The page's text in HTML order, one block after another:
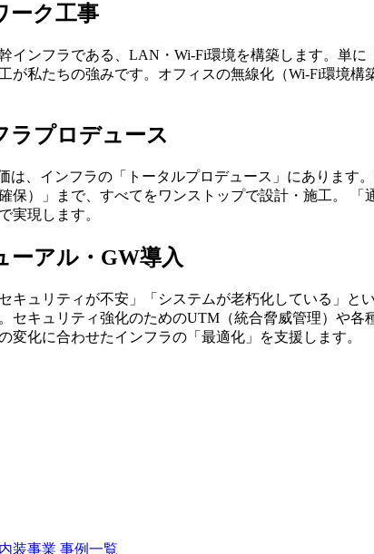
ーク工事
インフラである、LAN・Wi-Fi環境を構築します。単
が私たちの強みです。オフィスの無線化（Wi-Fi環境
ラプロデュース
は、インフラの「トータルプロデュース」にありま
保）」まで、すべてをワンストップで設計・施工。
実現します。
ーアル・GW導入
キュリティが不安」「システムが老朽化している」
セキュリティ強化のためのUTM（統合脅威管理）や
変化に合わせたインフラの「最適化」を支援します。
内装事業 事例一覧